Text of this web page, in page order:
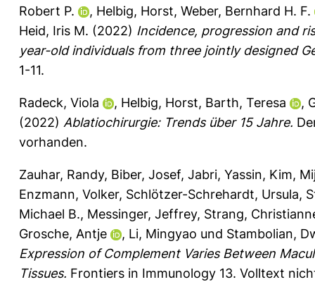
Robert P.
, Helbig, Horst, Weber, Bernhard H. F.
Heid, Iris M. (2022) Incidence, progression and
year-old individuals from three jointly designed
1-11.
Radeck, Viola , Helbig, Horst, Barth, Teresa ,
(2022) Ablatiochirurgie: Trends über 15 Jahre.
vorhanden.
Zauhar, Randy, Biber, Josef, Jabri, Yassin, Kim,
Enzmann, Volker, Schlötzer-Schrehardt, Ursula,
Michael B., Messinger, Jeffrey, Strang,
Grosche, Antje
, Li, Mingyao und Stambolian,
Expression of Complement Varies Between
Tissues. Frontiers in Immunology 13. Volltext